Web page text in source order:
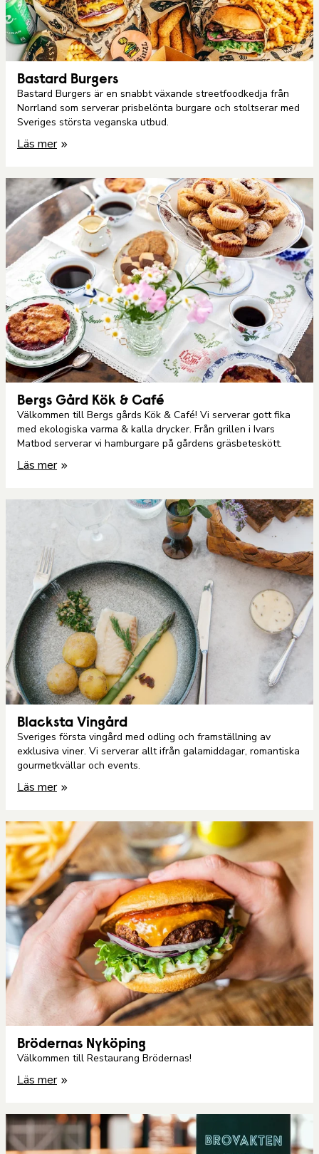
Bastard Burgers
Bastard Burgers är en snabbt växande streetfoodkedja från
Norrland som serverar prisbelönta burgare och stoltserar med
Sveriges största veganska utbud.
Läs mer
Bergs Gård Kök & Café
Välkommen till Bergs gårds Kök & Café! Vi serverar gott fika
med ekologiska varma & kalla drycker. Från grillen i Ivars
Matbod serverar vi hamburgare på gårdens gräsbeteskött.
Läs mer
Blacksta Vingård
Sveriges första vingård med odling och framställning av
exklusiva viner. Vi serverar allt ifrån galamiddagar, romantiska
gourmetkvällar och events.
Läs mer
Brödernas Nyköping
Välkommen till Restaurang Brödernas!
Läs mer